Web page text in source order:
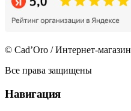
© Cad’Oro / Интернет-магазин
Все права защищены
Навигация